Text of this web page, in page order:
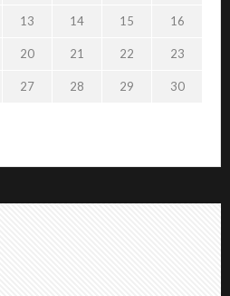
13 14 15 16
20 21 22 23
27 28 29 30